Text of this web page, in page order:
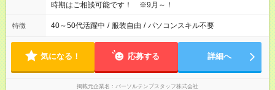
時期はご相談可能です！ ※9月～！
特徴 40～50代活躍中 / 服装自由 / パソコンスキル不要
気になる！ 応募する 詳細へ
掲載元企業名 パーソルテンプスタッフ株式会社